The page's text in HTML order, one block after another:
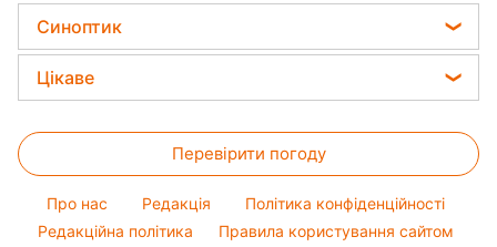
Кейт Міддлтон
Алла Пугачова
Максим Галкін
Віталій Козловський
Софія Ротару
Усе про сало
Прибирання
Прості страви
Легкі десерти
Новини Харкова
Новини Полтави
Новини Львова
Новини Черкаси
Новини Тернополя
Синоптик
Прогноз погоди
Магнітні бурі
Погода на сьогодні
Погода на завтра
Пилова буря
Цікаве
Тести по картинці
Оптичні ілюзії
Народні прикмети
Перевірити погоду
Про нас Редакція
Політика конфіденційності
Редакційна політика
Правила користування сайтом